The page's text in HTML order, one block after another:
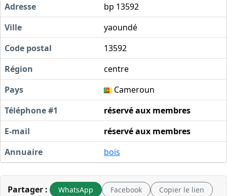
Adresse
bp 13592
Ville
yaoundé
Code postal
13592
Région
centre
Pays
Cameroun
Téléphone #1
réservé aux membres
E-mail
réservé aux membres
Annuaire
bois
Partager : WhatsApp Facebook Copier le lien